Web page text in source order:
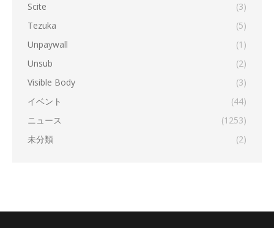
Scite
(3)
Tezuka
(5)
Unpaywall
(1)
Unsub
(2)
Visible Body
(3)
イベント
(44)
ニュース
(1253)
未分類
(2)